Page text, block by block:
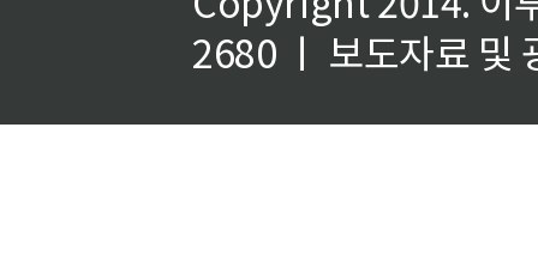
2680 ㅣ 보도자료